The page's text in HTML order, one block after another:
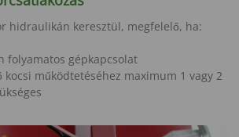
hidraulikán keresztül, megfelelő, ha:
folyamatos gépkapcsolat
kocsi működtetéséhez maximum 1 vagy 2